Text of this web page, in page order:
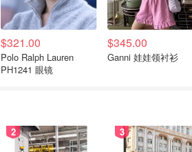
$321.00
Polo Ralph Lauren
PH1241 眼镜
$345.00
Ganni 娃娃领衬衫
2 3